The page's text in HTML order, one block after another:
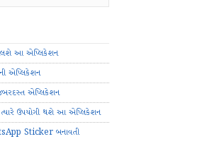
આ એપ્લિકેશન
એપ્લિકેશન
જબરદસ્ત એપ્લિકેશન
ત્યારે ઉપયોગી થશે આ એપ્લિકેશન
Sticker બનાવતી